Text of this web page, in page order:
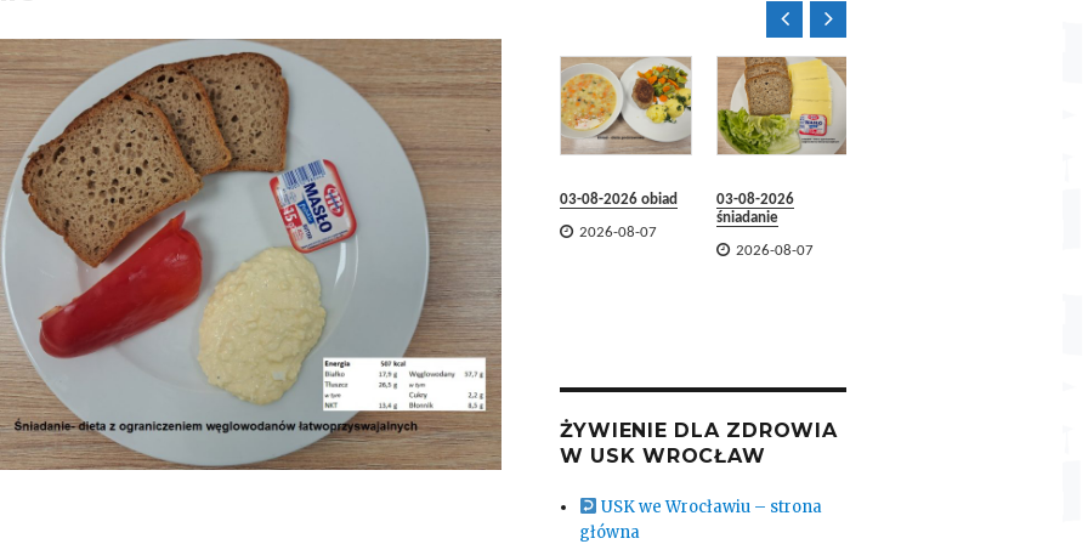

obiad
07
05-08-2026
śniadanie
 2026-08-07
04-08-2026 obiad
2026-08-07
śniadanie
2026-08-07
03-08-2026 obiad
 2026-08-07
03-08-2026
śniadanie
 2026-08-07

ŻYWIENIE DLA ZDROWIA
W USK WROCŁAW
USK we Wrocławiu – strona
główna